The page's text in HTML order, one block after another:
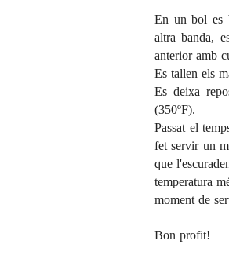
En un bol es
altra banda,
anterior amb
Es tallen els
Es deixa
(350ºF).
Passat el
fet servir un
que
temperatura
moment de
Bon profit!